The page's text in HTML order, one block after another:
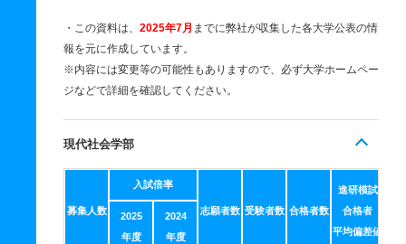
・この資料は、 2025年7月 までに弊社が収集した各大学公表の情
報を元に作成しています。
※内容には変更等の可能性もありますので、必ず大学ホームペー
ジなどで詳細を確認してください。
現代社会学部
募集人数
入試倍率
志願者数 受験者数 合格者数
進研模試
合格者
平均偏差値
2025
年度
2024
年度